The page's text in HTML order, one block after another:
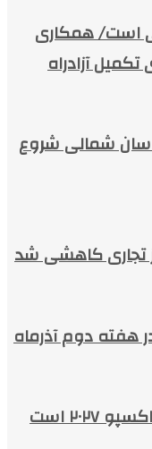
است/ همکاری
آزادراه
شمالی شروع
ارز تجاری کاهشی شد
هفته دوم آذرماه
است